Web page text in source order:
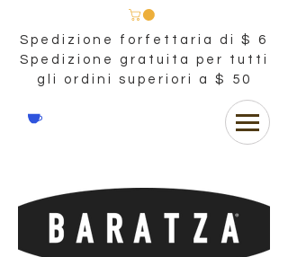
Spedizione forfettaria di $ 6
Spedizione gratuita per tutti
gli ordini superiori a $ 50